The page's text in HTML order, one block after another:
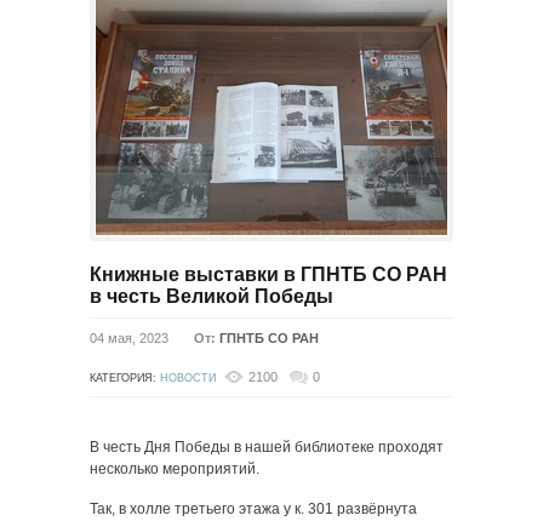
Книжные выставки в ГПНТБ СО РАН
в честь Великой Победы
04 мая, 2023 От: ГПНТБ СО РАН
КАТЕГОРИЯ: НОВОСТИ 2100 0
В честь Дня Победы в нашей библиотеке проходят
несколько мероприятий.
Так, в холле третьего этажа у к. 301 развёрнута